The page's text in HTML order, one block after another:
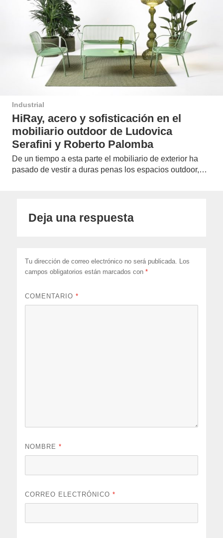
Industrial
HiRay, acero y sofisticación en el
mobiliario outdoor de Ludovica
Serafini y Roberto Palomba
De un tiempo a esta parte el mobiliario de exterior ha
pasado de vestir a duras penas los espacios outdoor,…
Deja una respuesta
Tu dirección de correo electrónico no será publicada. Los
campos obligatorios están marcados con*
COMENTARIO*
NOMBRE*
CORREO ELECTRÓNICO*